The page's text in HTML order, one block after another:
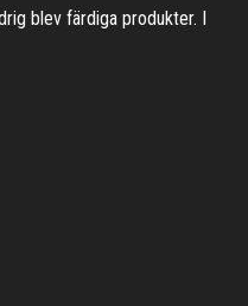
blev färdiga produkter. I